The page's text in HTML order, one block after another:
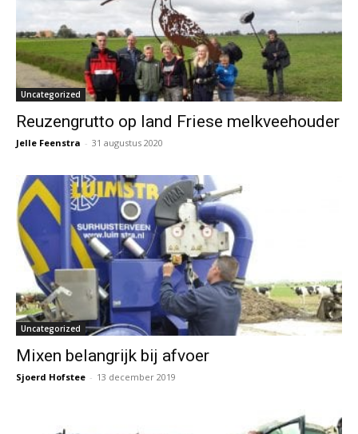
Uncategorized
Reuzengrutto op land Friese melkveehouder
Jelle Feenstra - 31 augustus 2020
Uncategorized
Mixen belangrijk bij afvoer
Sjoerd Hofstee - 13 december 2019